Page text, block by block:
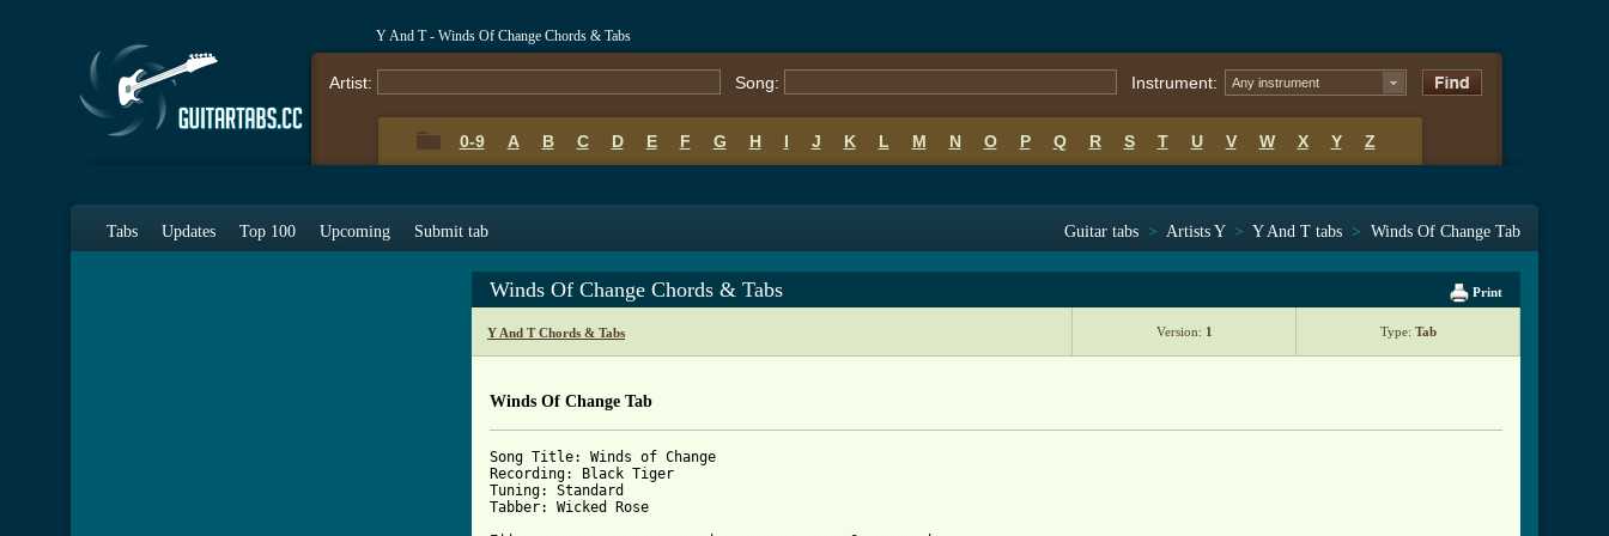
Y And T - Winds Of Change Chords & Tabs
Artist: Song: Instrument: Any instrument
0-9 A B C D E F G H I J K L M N O P Q R S T U V W X Y Z
Tabs Updates Top 100 Upcoming Submit tab Guitar tabs > Artists Y > Y And T tabs > Winds Of Change Tab
Print
Winds Of Change Chords & Tabs
Y And T Chords & Tabs Version: 1 Type: Tab
Winds Of Change Tab
Song Title: Winds of Change
Recording: Black Tiger
Tuning: Standard
Tabber: Wicked Rose